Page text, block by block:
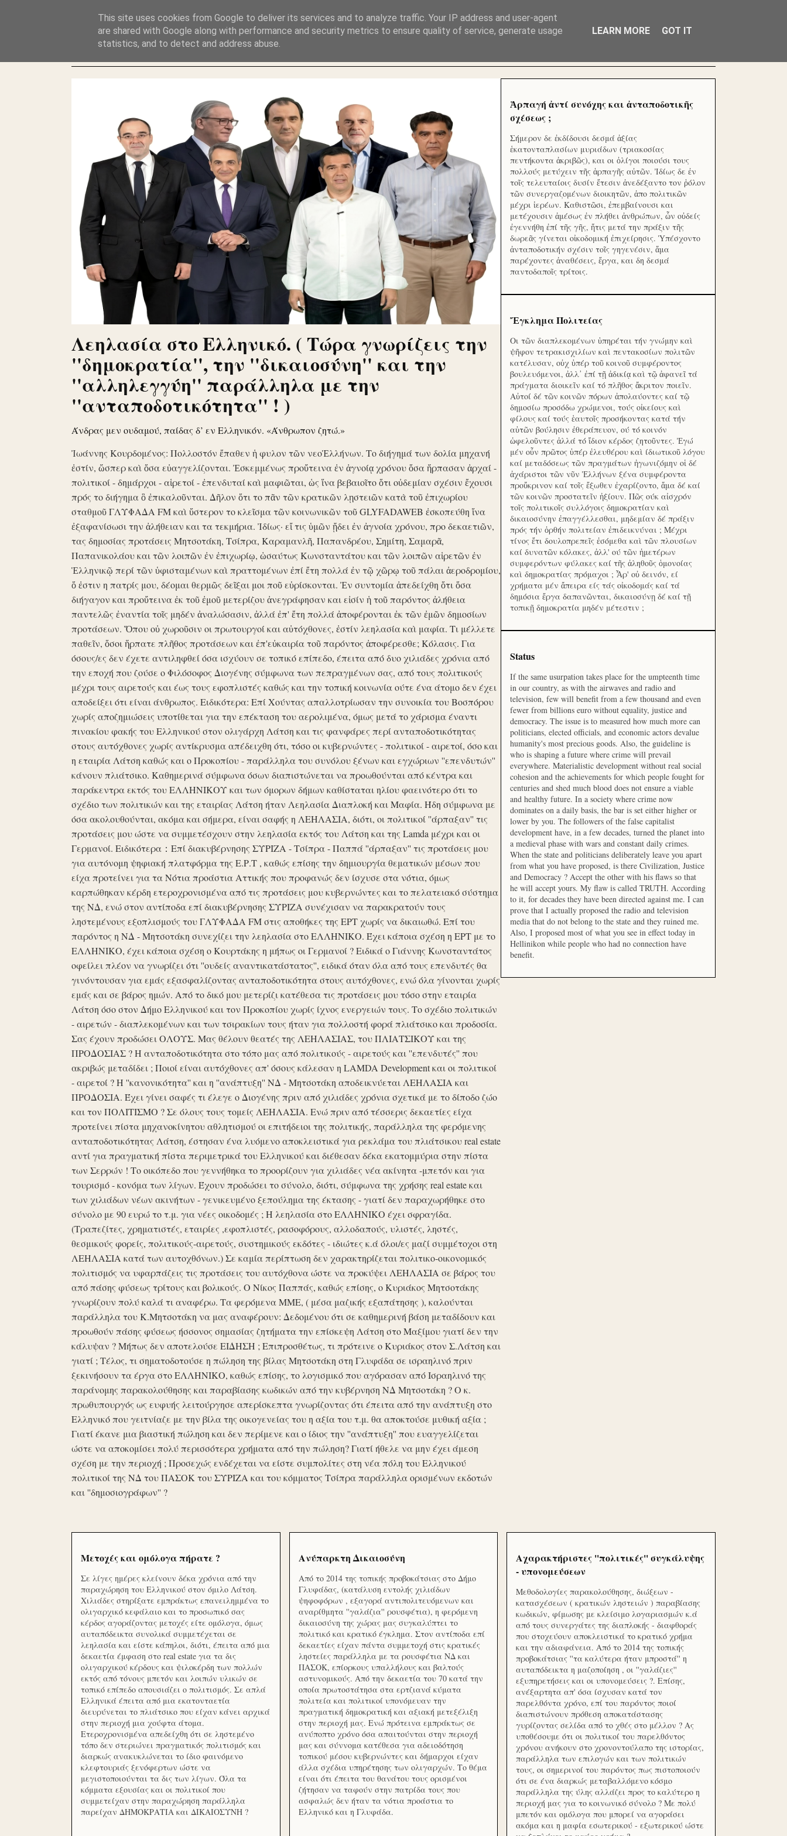
ΛΕΗΛΑΣΙΑ ΚΑΙ ΕΓΚΛΗΜΑ ?
Λεηλασία στο Ελληνικό. ( Τώρα γνωρίζεις την
''δημοκρατία'', την ''δικαιοσύνη'' και την
''αλληλεγγύη'' παράλληλα με την
''ανταποδοτικότητα'' ! )
Άνδρας μεν ουδαμού, παίδας δ’ εν Ελληνικόν. «Άνθρωπον ζητώ.»
Ἰωάννης Κουρδομένος: Πολλοστόν ἔπαθεν ἡ φυλον τῶν νεοἙλλήνων. Το διήγημά των δολία μηχανή
ἐστίν, ὥσπερ καὶ ὅσα εὐαγγελίζονται. Ἐσκεμμένως προὔτεινα ἐν ἀγνοίᾳ χρόνου ὅσα ἥρπασαν ἀρχαί -
πολιτικοί - δημάρχοι - αἱρετοί - ἐπενδυταί καὶ μαφιῶται, ὡς ἵνα βεβαιοῖτο ὅτι οὐδεμίαν σχέσιν ἔχουσι
πρός το διήγημα ὃ ἐπικαλοῦνται. Δῆλον ὅτι το πᾶν τῶν κρατικῶν λῃστειῶν κατὰ τοῦ ἐπιχωρίου
σταθμοῦ ΓΛΥΦΑΔΑ FM καὶ ὕστερον το κλεῖσμα τῶν κοινωνικῶν τοῦ GLYFADAWEB ἐσκοπεύθη ἵνα
ἐξαφανίσωσι την ἀλήθειαν και τα τεκμήρια. Ἰδίως· εἴ τις ὑμῶν ᾔδει ἐν ἀγνοία χρόνου, προ δεκαετιῶν,
τας δημοσίας προτάσεις Μητσοτάκη, Τσίπρα, Καραμανλῆ, Παπανδρέου, Σημίτη, Σαμαρᾶ,
Παπανικολάου και τῶν λοιπῶν ἐν ἐπιχωρίῳ, ὡσαύτως Κωνσταντάτου και τῶν λοιπῶν αἱρετῶν ἐν
Ἑλληνικῷ περί τῶν ὑφισταμένων καὶ πραττομένων ἐπί ἔτη πολλά ἐν τῷ χῶρῳ τοῦ πάλαι ἀεροδρομίου,
ὅ ἐστιν η πατρίς μου, δέομαι θερμῶς δεῖξαι μοι ποῦ εὑρίσκονται. Ἐν συντομία ἀπεδείχθη ὅτι ὅσα
διήγαγον και προὔτεινα ἐκ τοῦ ἐμοῦ μετερίζου ἀνεγράφησαν και εἰσίν ἡ τοῦ παρόντος ἀλήθεια
παντελῶς ἐναντία τοῖς μηδέν ἀναλώσασιν, ἀλλά ἐπ' ἔτη πολλά ἀποφέρονται ἐκ τῶν ἐμῶν δημοσίων
προτάσεων. Ὅπου οὐ χωροῦσιν οι πρωτουργοί και αὐτόχθονες, ἐστίν λεηλασία καὶ μαφία. Τι μέλλετε
παθεῖν, ὅσοι ἥρπατε πλῆθος προτάσεων και ἐπ'εὐκαιρία τοῦ παρόντος ἀποφέρεσθε; Κόλασις. Για
όσους/ες δεν έχετε αντιληφθεί όσα ισχύουν σε τοπικό επίπεδο, έπειτα από δυο χιλιάδες χρόνια από
την εποχή που ζούσε ο Φιλόσοφος Διογένης σύμφωνα των πεπραγμένων σας, από τους πολιτικούς
μέχρι τους αιρετούς και έως τους εφοπλιστές καθώς και την τοπική κοινωνία ούτε ένα άτομο δεν έχει
αποδείξει ότι είναι άνθρωπος. Ειδικότερα: Επί Χούντας απαλλοτρίωσαν την συνοικία του Βοσπόρου
χωρίς αποζημιώσεις υποτίθεται για την επέκταση του αερολιμένα, όμως μετά το χάρισμα έναντι
πινακίου φακής του Ελληνικού στον ολιγάρχη Λάτση και τις φανφάρες περί ανταποδοτικότητας
στους αυτόχθονες χωρίς αντίκρυσμα απέδειχθη ότι, τόσο οι κυβερνώντες - πολιτικοί - αιρετοί, όσο και
η εταιρία Λάτση καθώς και ο Προκοπίου - παράλληλα του συνόλου ξένων και εγχώριων ''επενδυτών''
κάνουν πλιάτσικο. Καθημερινά σύμφωνα όσων διαπιστώνεται να προωθούνται από κέντρα και
παράκεντρα εκτός του ΕΛΛΗΝΙΚΟΥ και των όμορων δήμων καθίσταται ηλίου φαεινότερο ότι το
σχέδιο των πολιτικών και της εταιρίας Λάτση ήταν Λεηλασία Διαπλοκή και Μαφία. Ήδη σύμφωνα με
όσα ακολουθούνται, ακόμα και σήμερα, είναι σαφής η ΛΕΗΛΑΣΙΑ, διότι, οι πολιτικοί ''άρπαξαν'' τις
προτάσεις μου ώστε να συμμετέσχουν στην λεηλασία εκτός του Λάτση και της Lamda μέχρι και οι
Γερμανοί. Ειδικότερα：Επί διακυβέρνησης ΣΥΡΙΖΑ - Τσίπρα - Παππά ''άρπαξαν'' τις προτάσεις μου
για αυτόνομη ψηφιακή πλατφόρμα της Ε.Ρ.Τ , καθώς επίσης την δημιουργία θεματικών μέσων που
είχα προτείνει για τα Νότια προάστια Αττικής που προφανώς δεν ίσχυσε στα νότια, όμως
καρπώθηκαν κέρδη ετεροχρονισμένα από τις προτάσεις μου κυβερνώντες και το πελατειακό σύστημα
της ΝΔ, ενώ στον αντίποδα επί διακυβέρνησης ΣΥΡΙΖΑ συνέχισαν να παρακρατούν τους
ληστεμένους εξοπλισμούς του ΓΛΥΦΑΔΑ FM στις αποθήκες της ΕΡΤ χωρίς να δικαιωθώ. Επί του
παρόντος η ΝΔ - Μητσοτάκη συνεχίζει την λεηλασία στο ΕΛΛΗΝΙΚΟ. Έχει κάποια σχέση η ΕΡΤ με το
ΕΛΛΗΝΙΚΟ, έχει κάποια σχέση ο Κουρτάκης η μήπως οι Γερμανοί ? Ειδικά ο Γιάννης Κωνσταντάτος
οφείλει πλέον να γνωρίζει ότι ''ουδείς αναντικατάστατος'', ειδικά όταν όλα από τους επενδυτές θα
γινόντουσαν για εμάς εξασφαλίζοντας ανταποδοτικότητα στους αυτόχθονες, ενώ όλα γίνονται χωρίς
εμάς και σε βάρος ημών. Από το δικό μου μετερίζι κατέθεσα τις προτάσεις μου τόσο στην εταιρία
Λάτση όσο στον Δήμο Ελληνικού και τον Προκοπίου χωρίς ίχνος ενεργειών τους. Το σχέδιο πολιτικών
- αιρετών - διαπλεκομένων και των τσιρακίων τους ήταν για πολλοστή φορά πλιάτσικο και προδοσία.
Σας έχουν προδώσει ΟΛΟΥΣ. Μας θέλουν θεατές της ΛΕΗΛΑΣΙΑΣ, του ΠΛΙΑΤΣΙΚΟΥ και της
ΠΡΟΔΟΣΙΑΣ ? Η ανταποδοτικότητα στο τόπο μας από πολιτικούς - αιρετούς και ''επενδυτές'' που
ακριβώς μεταδίδει ; Ποιοί είναι αυτόχθονες απ' όσους κάλεσαν η LAMDA Development και οι πολιτικοί
- αιρετοί ? Η ''κανονικότητα'' και η ''ανάπτυξη'' ΝΔ - Μητσοτάκη αποδεικνύεται ΛΕΗΛΑΣΙΑ και
ΠΡΟΔΟΣΙΑ. Έχει γίνει σαφές τι έλεγε ο Διογένης πριν από χιλιάδες χρόνια σχετικά με το δίποδο ζώο
και τον ΠΟΛΙΤΙΣΜΟ ? Σε όλους τους τομείς ΛΕΗΛΑΣΙΑ. Ενώ πριν από τέσσερις δεκαετίες είχα
προτείνει πίστα μηχανοκίνητου αθλητισμού οι επιτήδειοι της πολιτικής, παράλληλα της φερόμενης
ανταποδοτικότητας Λάτση, έστησαν ένα λυόμενο αποκλειστικά για ρεκλάμα του πλιάτσικου real estate
αντί για πραγματική πίστα περιμετρικά του Ελληνικού και διέθεσαν δέκα εκατομμύρια στην πίστα
των Σερρών ! Το οικόπεδο που γεννήθηκα το προορίζουν για χιλιάδες νέα ακίνητα -μπετόν και για
τουρισμό - κονόμα των λίγων. Έχουν προδώσει το σύνολο, διότι, σύμφωνα της χρήσης real estate και
των χιλιάδων νέων ακινήτων - γενικευμένο ξεπούλημα της έκτασης - γιατί δεν παραχωρήθηκε στο
σύνολο με 90 ευρώ το τ.μ. για νέες οικοδομές ; Η λεηλασία στο ΕΛΛΗΝΙΚΟ έχει σφραγίδα.
(Τραπεζίτες, χρηματιστές, εταιρίες ,εφοπλιστές, ρασοφόρους, αλλοδαπούς, υλιστές, ληστές,
θεσμικούς φορείς, πολιτικούς-αιρετούς, συστημικούς εκδότες - ιδιώτες κ.ά όλοι/ες μαζί συμμέτοχοι στη
ΛΕΗΛΑΣΙΑ κατά των αυτοχθόνων.) Σε καμία περίπτωση δεν χαρακτηρίζεται πολιτικο-οικονομικός
πολιτισμός να υφαρπάζεις τις προτάσεις του αυτόχθονα ώστε να προκύψει ΛΕΗΛΑΣΙΑ σε βάρος του
από πάσης φύσεως τρίτους και βολικούς. Ο Νίκος Παππάς, καθώς επίσης, ο Κυριάκος Μητσοτάκης
γνωρίζουν πολύ καλά τι αναφέρω. Τα φερόμενα ΜΜΕ, ( μέσα μαζικής εξαπάτησης ), καλούνται
παράλληλα του Κ.Μητσοτάκη να μας αναφέρουν: Δεδομένου ότι σε καθημερινή βάση μεταδίδουν και
προωθούν πάσης φύσεως ήσσονος σημασίας ζητήματα την επίσκεψη Λάτση στο Μαξίμου γιατί δεν την
κάλυψαν ? Μήπως δεν αποτελούσε ΕΙΔΗΣΗ ; Επιπροσθέτως, τι πρότεινε ο Κυριάκος στον Σ.Λάτση και
γιατί ; Τέλος, τι σηματοδοτούσε η πώληση της βίλας Μητσοτάκη στη Γλυφάδα σε ισραηλινό πριν
ξεκινήσουν τα έργα στο ΕΛΛΗΝΙΚΟ, καθώς επίσης, το λογισμικό που αγόρασαν από Ισραηλινό της
παράνομης παρακολούθησης και παραβίασης κωδικών από την κυβέρνηση ΝΔ Μητσοτάκη ? Ο κ.
πρωθυπουργός ως ευφυής λειτούργησε απερίσκεπτα γνωρίζοντας ότι έπειτα από την ανάπτυξη στο
Ελληνικό που γειτνίαζε με την βίλα της οικογενείας του η αξία του τ.μ. θα αποκτούσε μυθική αξία ;
Γιατί έκανε μια βιαστική πώληση και δεν περίμενε και ο ίδιος την ''ανάπτυξη'' που ευαγγελίζεται
ώστε να αποκομίσει πολύ περισσότερα χρήματα από την πώληση? Γιατί ήθελε να μην έχει άμεση
σχέση με την περιοχή ; Προσεχώς ενδέχεται να είστε συμπολίτες στη νέα πόλη του Ελληνικού
πολιτικοί της ΝΔ του ΠΑΣΟΚ του ΣΥΡΙΖΑ και του κόμματος Τσίπρα παράλληλα ορισμένων εκδοτών
και ''δημοσιογράφων'' ?
Ἁρπαγή ἀντί συνόχης και ἀνταποδοτικῆς
σχέσεως ;
Σήμερον δε ἐκδίδουσι δεσμά ἀξίας
ἑκατονταπλασίων μυριάδων (τριακοσίας
πεντήκοντα ἀκριβῶς), και οι ὀλίγοι ποιούσι τους
πολλούς μετύχειν τῆς ἁρπαγῆς αὐτῶν. Ἰδίως δε ἐν
τοῖς τελευταίοις δυσίν ἔτεσιν ἀνεδέξαντο τον ῥόλον
τῶν συνεργαζομένων διοικητῶν, ἀπο πολιτικῶν
μέχρι ἱερέων. Καθιστῶσι, ἐπεμβαίνουσι και
μετέχουσιν ἀμέσως ἐν πλήθει ἀνθρώπων, ὧν οὐδείς
ἐγεννήθη ἐπί τῆς γῆς, ἥτις μετά την πράξιν τῆς
δωρεᾶς γίνεται οἰκοδομική ἐπιχείρησις. Ὑπέσχοντο
ἀνταποδοτικήν σχέσιν τοῖς γηγενέσιν, ἅμα
παρέχοντες ἀναθέσεις, ἔργα, και δη δεσμά
παντοδαποῖς τρίτοις.
Ἔγκλημα Πολιτείας
Οι τῶν διαπλεκομένων ὑπηρέται τήν γνώμην καὶ
ψῆφον τετρακισχιλίων καὶ πεντακοσίων πολιτῶν
κατέλυσαν, οὐχ ὑπέρ τοῦ κοινοῦ συμφέροντος
βουλευόμενοι, ἀλλ᾽ ἐπί τῇ ἀδικίᾳ καὶ τῷ ἀφανεῖ τά
πράγματα διοικεῖν καί τό πλῆθος ἄκριτον ποιεῖν.
Αὐτοί δέ τῶν κοινῶν πόρων ἀπολαύοντες καί τῷ
δημοσίω προσόδω χρώμενοι, τούς οἰκείους καὶ
φίλους καί τούς ἑαυτοῖς προσήκοντας κατά τήν
αὑτῶν βούλησιν ἐθεράπευον, ού τό κοινόν
ὠφελοῦντες ἀλλά τό ἴδιον κέρδος ζητοῦντες. Ἐγώ
μέν οὖν πρῶτος ὑπέρ ἐλευθέρου καὶ ίδιωτικοῦ λόγου
καί μεταδόσεως τῶν πραγμάτων ἠγωνιζόμην οἱ δέ
ἀχάριστοι τῶν νῦν Ἑλλήνων ξένα συμφέροντα
προὔκρινον καί τοῖς ἔξωθεν ἐχαρίζοντο, ἅμα δέ καί
τῶν κοινῶν προστατεῖν ἠξίουν. Πῶς ούκ αἰσχρόν
τοῖς πολιτικοῖς συλλόγοις δημοκρατίαν καὶ
δικαιοσύνην ἐπαγγέλλεσθαι, μηδεμίαν δέ πράξιν
πρός τήν ὀρθήν πολιτείαν ἐπιδεικνύναι ; Μέχρι
τίνος ἔτι δουλοπρεπεῖς ἐσόμεθα καὶ τῶν πλουσίων
καί δυνατῶν κόλακες, ἀλλ' ού τῶν ἡμετέρων
συμφερόντων φύλακες καί τῆς ἀληθοῦς ὁμονοίας
καὶ δημοκρατίας πρόμαχοι ; Ἆρ' οὐ δεινόν, εί
χρήματα μέν ἄπειρα είς τάς οἰκοδομάς καί τά
δημόσια ἔργα δαπανῶνται, δικαιοσύνῃ δέ καί τῇ
τοπικῇ δημοκρατία μηδέν μέτεστιν ;
Status
If the same usurpation takes place for the umpteenth time
in our country, as with the airwaves and radio and
television, few will benefit from a few thousand and even
fewer from billions euro without equality, justice and
democracy. The issue is to measured how much more can
politicians, elected officials, and economic actors devalue
humanity's most precious goods. Also, the guideline is
who is shaping a future where crime will prevail
everywhere. Materialistic development without real social
cohesion and the achievements for which people fought for
centuries and shed much blood does not ensure a viable
and healthy future. In a society where crime now
dominates on a daily basis, the bar is set either higher or
lower by you. The followers of the false capitalist
development have, in a few decades, turned the planet into
a medieval phase with wars and constant daily crimes.
When the state and politicians deliberately leave you apart
from what you have proposed, is there Civilization, Justice
and Democracy ? Accept the other with his flaws so that
he will accept yours. My flaw is called TRUTH. According
to it, for decades they have been directed against me. I can
prove that I actually proposed the radio and television
media that do not belong to the state and they ruined me.
Also, I proposed most of what you see in effect today in
Hellinikon while people who had no connection have
benefit.
Μετοχές και ομόλογα πήρατε ?
Σε λίγες ημέρες κλείνουν δέκα χρόνια από την
παραχώρηση του Ελληνικού στον όμιλο Λάτση.
Χιλιάδες στηρίξατε εμπράκτως επανειλημμένα το
ολιγαρχικό κεφάλαιο και το προσωπικό σας
κέρδος αγοράζοντας μετοχές είτε ομόλογα, όμως
αυταπόδεικτα συνολικά συμμετέχεται σε
λεηλασία και είστε κάπηλοι, διότι, έπειτα από μια
δεκαετία έμφαση στο real estate για τα δις
ολιγαρχικού κέρδους και ψιλοκέρδη των πολλών
εκτός από τόνους μπετόν και λοιπών υλικών σε
τοπικό επίπεδο απουσιάζει ο πολιτισμός. Σε απλά
Ελληνικά έπειτα από μια εκατονταετία
διευρύνεται το πλιάτσικο που είχαν κάνει αρχικά
στην περιοχή μια χούφτα άτομα.
Ετεροχρονισμένα απεδείχθη ότι σε ληστεμένο
τόπο δεν στεριώνει πραγματικός πολιτισμός και
διαρκώς ανακυκλώνεται το ίδιο φαινόμενο
κλεφτουριάς ξενόφερτων ώστε να
μεγιστοποιούνται τα δις των λίγων. Όλα τα
κόμματα εξουσίας και οι πολιτικοί που
συμμετείχαν στην παραχώρηση παράλληλα
παρείχαν ΔΗΜΟΚΡΑΤΙΑ και ΔΙΚΑΙΟΣΥΝΗ ?
Ανύπαρκτη Δικαιοσύνη
Από το 2014 της τοπικής προβοκάτσιας στο Δήμο
Γλυφάδας, (κατάλυση εντολής χιλιάδων
ψηφοφόρων , εξαγορά αντιπολιτευόμενων και
αναρίθμητα ''γαλάζια'' ρουσφέτια), η φερόμενη
δικαιοσύνη της χώρας μας συγκαλύπτει το
πολιτικό και κρατικό έγκλημα. Στον αντίποδα επί
δεκαετίες είχαν πάντα συμμετοχή στις κρατικές
ληστείες παράλληλα με τα ρουσφέτια ΝΔ και
ΠΑΣΟΚ, επίορκους υπαλλήλους και βαλτούς
αστυνομικούς. Από την δεκαετία του 70 κατά την
οποία πρωτοστάτησα στα ερτζιανά κύματα
πολιτεία και πολιτικοί υπονόμευαν την
πραγματική δημοκρατική και αξιακή μετεξέλιξη
στην περιοχή μας. Ενώ πρότεινα εμπράκτως σε
ανύποπτο χρόνο όσα απαιτούνται στην περιοχή
μας και σύννομα κατέθεσα για αδειοδότηση
τοπικού μέσου κυβερνώντες και δήμαρχοι είχαν
άλλα σχέδια υπηρέτησης των ολιγαρχών. Το θέμα
είναι ότι έπειτα του θανάτου τους ορισμένοι
ζήτησαν να ταφούν στην πατρίδα τους που
ασφαλώς δεν ήταν τα νότια προάστια το
Ελληνικό και η Γλυφάδα.
Αχαρακτήριστες ''πολιτικές'' συγκάλυψης
- υπονομεύσεων
Μεθοδολογίες παρακολούθησης, διώξεων -
κατασχέσεων ( κρατικών ληστειών ) παραβίασης
κωδικών, φίμωσης με κλείσιμο λογαριασμών κ.ά
από τους συνεργάτες της διαπλοκής - διαφθοράς
που στοχεύουν αποκλειστικά το κρατικό χρήμα
και την αδιαφάνεια. Από το 2014 της τοπικής
προβοκάτσιας ''τα καλύτερα ήταν μπροστά'' η
αυταπόδεικτα η μαζοποίηση , οι ''γαλάζιες''
εξυπηρετήσεις και οι υπονομεύσεις ?. Επίσης,
ανέξαρτητα απ' όσα ίσχυσαν κατά τον
παρελθόντα χρόνο, επί του παρόντος ποιοί
διαπιστώνουν πρόθεση αποκατάστασης
γυρίζοντας σελίδα από το χθές στο μέλλον ? Ας
υποθέσουμε ότι οι πολιτικοί του παρελθόντος
χρόνου ανήκουν στο χρονοντούλαπο της ιστορίας,
παράλληλα των επιλογών και των πολιτικών
τους, οι σημερινοί του παρόντος πως πιστοποιούν
ότι σε ένα διαρκώς μεταβαλλόμενο κόσμο
παράλληλα της ύλης αλλάζει προς το καλύτερο η
περιοχή μας για το κοινωνικό σύνολο ? Με πολύ
μπετόν και ομόλογα που μπορεί να αγοράσει
ακόμα και η μαφία εσωτερικού - εξωτερικού ώστε
This site uses cookies from Google to deliver its services and to analyze traffic. Your IP address and user-agent
are shared with Google along with performance and security metrics to ensure quality of service, generate usage
statistics, and to detect and address abuse.
LEARN MORE GOT IT